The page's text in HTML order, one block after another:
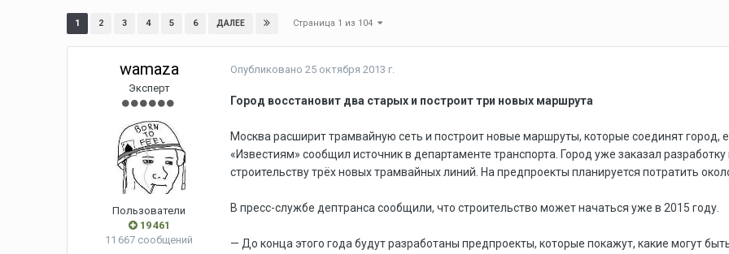
1 2 3 4 5 6 ДАЛЕЕ Страница 1 из 104
wamaza
Эксперт
Пользователи
19 461
11 667 сообщений
Опубликовано25 октября 2013 г.
Город восстановит два старых и построит три новых маршрута
Москва расширит трамвайную сеть и построит новые маршруты, которые соединят город,
«Известиям» сообщил источник в департаменте транспорта. Город уже заказал
строительству трёх новых трамвайных линий. На предпроекты планируется потратить
В пресс-службе дептранса сообщили, что строительство может начаться уже в 2015 году.
— До конца этого года будут разработаны предпроекты, которые покажут, какие могут